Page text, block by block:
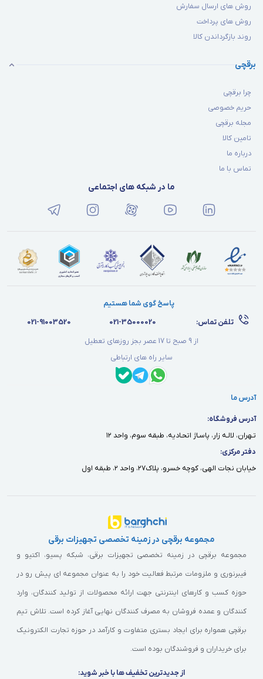
روش های ارسال سفارش
روش های پرداخت
روند بازگرداندن کالا
برقچی
چرا برقچی
حریم خصوصی
مجله برقچی
تامین کالا
درباره ما
تماس با ما
ما در شبکه های اجتماعی
پاسخ گوی شما هستیم
تلفن تماس:
021-35000020
021-91003520
از 9 صبح تا 17 عصر بجز روزهای تعطیل
سایر راه های ارتباطی
آدرس ما
آدرس فروشگاه:
تـهران، لالـه زار، پاسـاژ اتحـاديه، طبقه سوم، واحد ١٢
دفتر مركزى:
خيابان نجات الهى، كوچه خسرو، پلاك٢٧، واحد ٢، طبقه اول
مجموعه برقچی در زمینه تخصصی تجهیزات برقی
مجموعه برقچی در زمینه تخصصی تجهیزات برقی، شبکه پسیو، اکتیو و
فیبرنوری و ملزومات مرتبط فعالیت خود را به عنوان مجموعه ای پیش رو در
حوزه کسب و کارهای اینترنتی جهت ارائه محصولات از تولید کنندگان، وارد
کنندگان و عمده فروشان به مصرف کنندگان نهایی آغاز کرده است. تلاش تیم
برقچی همواره برای ایجاد بستری متفاوت و کارآمد در حوزه تجارت الکترونیک
برای خریداران و فروشندگان بوده است.
از جدیدترین تخفیف ها با خبر شوید: